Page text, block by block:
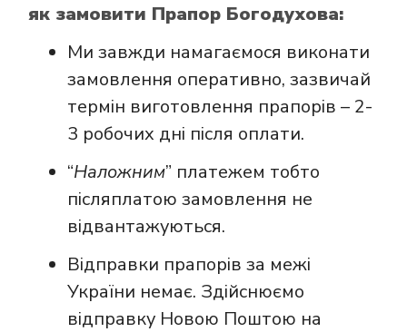
як замовити Прапор Богодухова:
Ми завжди намагаємося виконати
замовлення оперативно, зазвичай
термін виготовлення прапорів – 2-
3 робочих дні після оплати.
“Наложним” платежем тобто
післяплатою замовлення не
відвантажуються.
Відправки прапорів за межі
України немає. Здійснюємо
відправку Новою Поштою на